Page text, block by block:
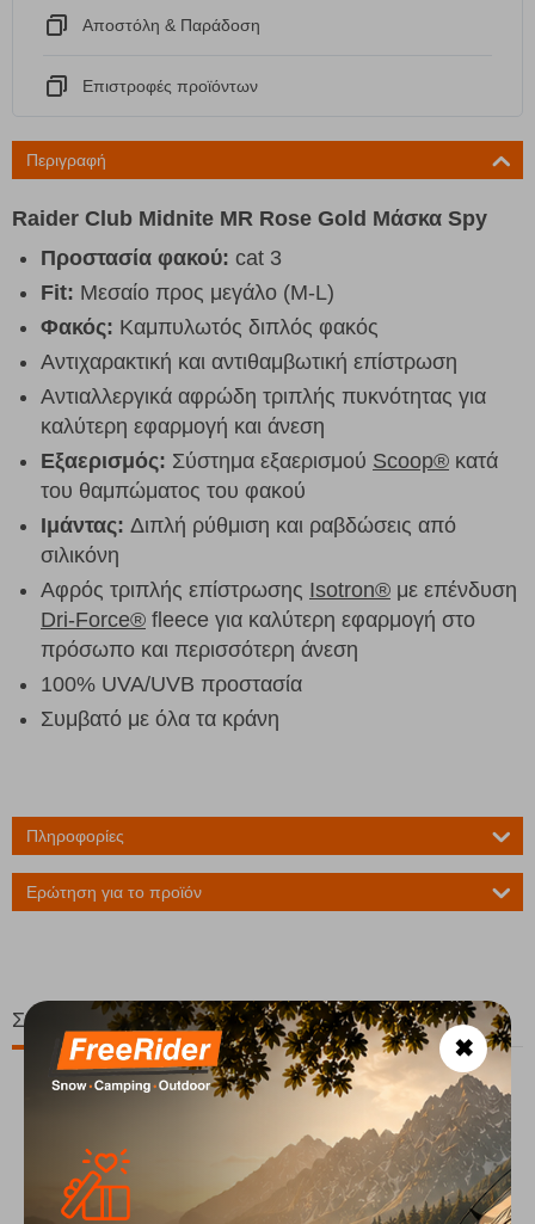
Αποστόλη & Παράδοση
Eπιστροφές προϊόντων
Περιγραφή
Raider Club Midnite MR Rose Gold Μάσκα Spy
Προστασία φακού: cat 3
Fit: Μεσαίο προς μεγάλο (M-L)
Φακός: Καμπυλωτός διπλός φακός
Αντιχαρακτική και αντιθαμβωτική επίστρωση
Αντιαλλεργικά αφρώδη τριπλής πυκνότητας για
καλύτερη εφαρμογή και άνεση
Εξαερισμός: Σύστημα εξαερισμού Scoop® κατά
του θαμπώματος του φακού
Ιμάντας: Διπλή ρύθμιση και ραβδώσεις από
σιλικόνη
Αφρός τριπλής επίστρωσης Isotron® με επένδυση
Dri-Force® fleece για καλύτερη εφαρμογή στο
πρόσωπο και περισσότερη άνεση
100% UVA/UVB προστασία
Συμβατό με όλα τα κράνη
Πληροφορίες
Ερώτηση για το προϊόν
Σχετικά Προϊόντα
✖